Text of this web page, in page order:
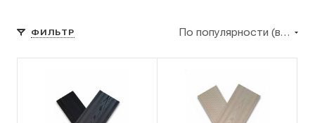
ФИЛЬТР По популярности (возрастание)